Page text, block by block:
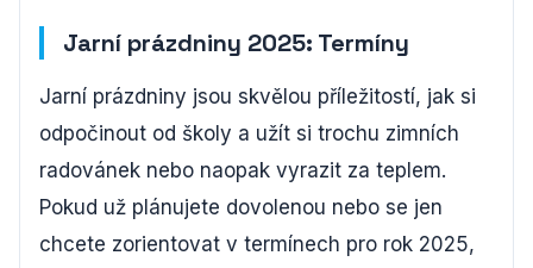
Jarní prázdniny 2025: Termíny
Jarní prázdniny jsou skvělou příležitostí, jak si
odpočinout od školy a užít si trochu zimních
radovánek nebo naopak vyrazit za teplem.
Pokud už plánujete dovolenou nebo se jen
chcete zorientovat v termínech pro rok 2025,